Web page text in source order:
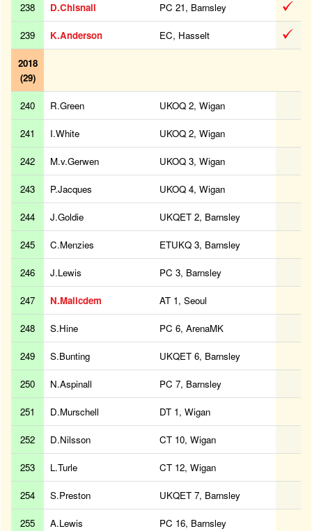
238 D.Chisnall PC 21, Barnsley
239 K.Anderson EC, Hasselt
2018
(29)
240 R.Green UKOQ 2, Wigan
241 I.White UKOQ 2, Wigan
242 M.v.Gerwen UKOQ 3, Wigan
243 P.Jacques UKOQ 4, Wigan
244 J.Goldie UKQET 2, Barnsley
245 C.Menzies ETUKQ 3, Barnsley
246 J.Lewis PC 3, Barnsley
247 N.Malicdem AT 1, Seoul
248 S.Hine PC 6, ArenaMK
249 S.Bunting UKQET 6, Barnsley
250 N.Aspinall PC 7, Barnsley
251 D.Murschell DT 1, Wigan
252 D.Nilsson CT 10, Wigan
253 L.Turle CT 12, Wigan
254 S.Preston UKQET 7, Barnsley
255 A.Lewis PC 16, Barnsley